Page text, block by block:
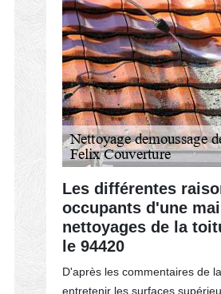
Les différentes
occupants d'une
nettoyages de la
le 94420
D'après les commentaires de
entretenir les surfaces